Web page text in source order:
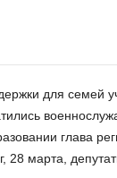
для семей
глава
28 марта,